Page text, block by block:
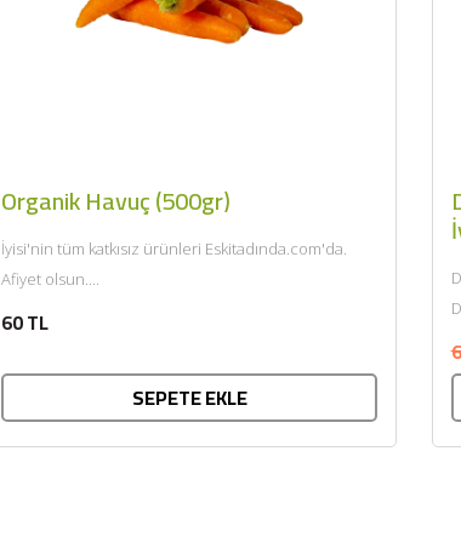
Organik Havuç (500gr)
İyisi'nin tüm katkısız ürünleri Eskitadında.com'da.
Afiyet olsun....
60 TL
SEPETE EKLE